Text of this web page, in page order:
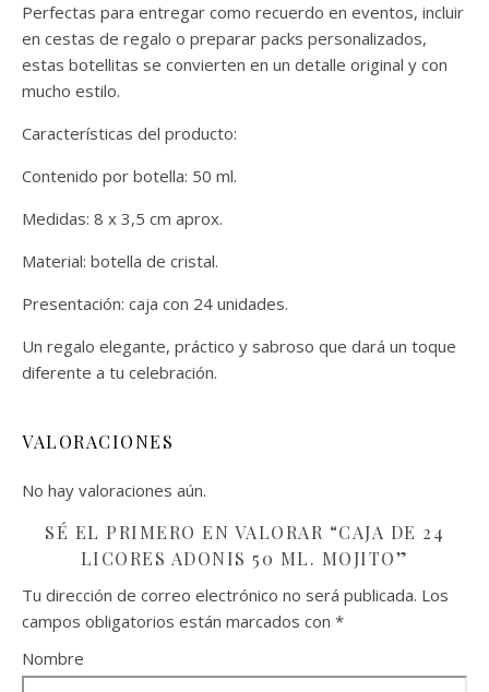
Perfectas para entregar como recuerdo en eventos, incluir
en cestas de regalo o preparar packs personalizados,
estas botellitas se convierten en un detalle original y con
mucho estilo.
Características del producto:
Contenido por botella: 50 ml.
Medidas: 8 x 3,5 cm aprox.
Material: botella de cristal.
Presentación: caja con 24 unidades.
Un regalo elegante, práctico y sabroso que dará un toque
diferente a tu celebración.
VALORACIONES
No hay valoraciones aún.
SÉ EL PRIMERO EN VALORAR “CAJA DE 24
LICORES ADONIS 50 ML. MOJITO”
Tu dirección de correo electrónico no será publicada. Los
campos obligatorios están marcados con *
Nombre